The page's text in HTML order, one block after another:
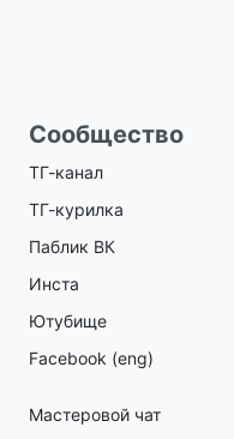
Сообщество
ТГ-канал
ТГ-курилка
Паблик ВК
Инста
Ютубище
Facebook (eng)
Мастеровой чат